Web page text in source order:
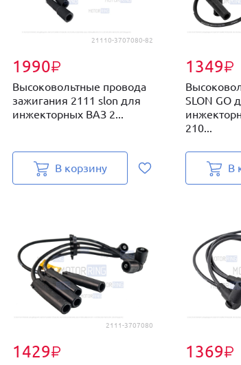
21110-3707080-82
1990₽
Высоковольтные провода
зажигания 2111 slon для
инжекторных ВАЗ 2...
В корзину
1349₽
SLON GO
210...
В
2111-3707080
1429₽ 1369₽